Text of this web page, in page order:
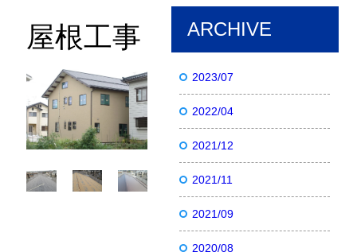
屋根工事 ARCHIVE
2023/07
2022/04
2021/12
2021/11
2021/09
2020/08